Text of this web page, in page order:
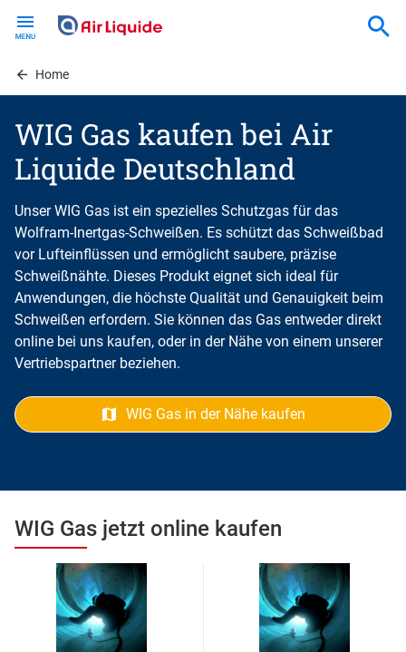
contentHome
WIG Gas kaufen bei Air
Liquide Deutschland
Unser WIG Gas ist ein spezielles Schutzgas für das
Wolfram-Inertgas-Schweißen. Es schützt das Schweißbad
vor Lufteinflüssen und ermöglicht saubere, präzise
Schweißnähte. Dieses Produkt eignet sich ideal für
Anwendungen, die höchste Qualität und Genauigkeit beim
Schweißen erfordern. Sie können das Gas entweder direkt
online bei uns kaufen, oder in der Nähe von einem unserer
Vertriebspartner beziehen.
WIG Gas in der Nähe kaufen
WIG Gas jetzt online kaufen